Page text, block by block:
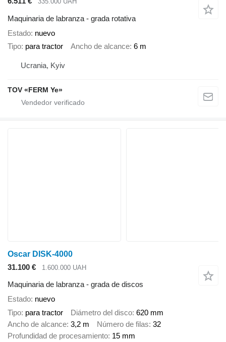
Maquinaria de labranza - grada rotativa
Estado nuevo
Tipo para tractor Ancho de alcance 6 m
Ucrania, Kyiv
TOV «FERM Ye»
Oscar DISK-4000
31.100 €
1.600.000 UAH
Maquinaria de labranza - grada de discos
Estado nuevo
Tipo para tractor Diámetro del disco 620 mm
Ancho de alcance 3,2 m Número de filas 32
Profundidad de procesamiento 15 mm